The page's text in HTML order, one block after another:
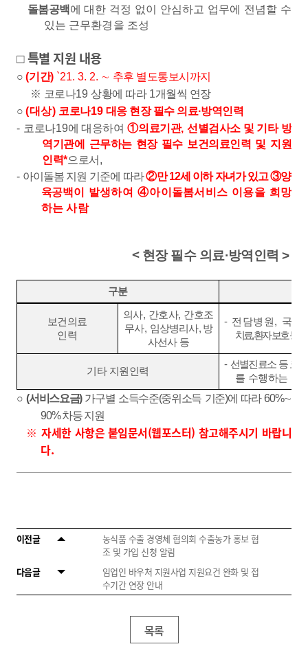
돌봄공백에 대한 걱정 없이 안심하고 업무에 전념할 수
있는 근무환경을 조성
□특별 지원 내용
○ (기간) `21. 3. 2. ∼ 추후 별도통보시까지
※ 코로나19 상황에 따라 1개월씩 연장
○ (대상) 코로나19 대응 현장 필수 의료∙방역인력
- 코로나19에 대응하여 ①의료기관, 선별검사소 및 기타 방
역기관에 근무하는 현장 필수 보건의료인력 및 지원
인력*으로서 ,
- 아이돌봄 지원 기준에 따라 ②만12세 이하 자녀가 있고③양
육공백이 발생하여 ④아이돌봄서비스 이용을 희망
하는 사람
< 현장 필수 의료∙방역인력>
구분
보건의료
인력
의사, 간호사, 간호조
무사, 임상병리사, 방
사선사 등
- 전담병원 , 국민
치료,환자 보호 등을
기타 지원인력
- 선별진료소 등 코
를 수행하는 인
○ (서비스요금) 가구별 소득수준(중위소득 기준)에 따라60%∼
90%차등 지원
※ 자세한 사항은 붙임문서(웹포스터) 참고해주시기 바랍니
다.
이전글
농식품 수출 경영체 협의회 수출농가 홍보 협
조 및 가입 신청 알림
다음글
임업인 바우처 지원사업 지원요건 완화 및 접
수기간 연장 안내
목록